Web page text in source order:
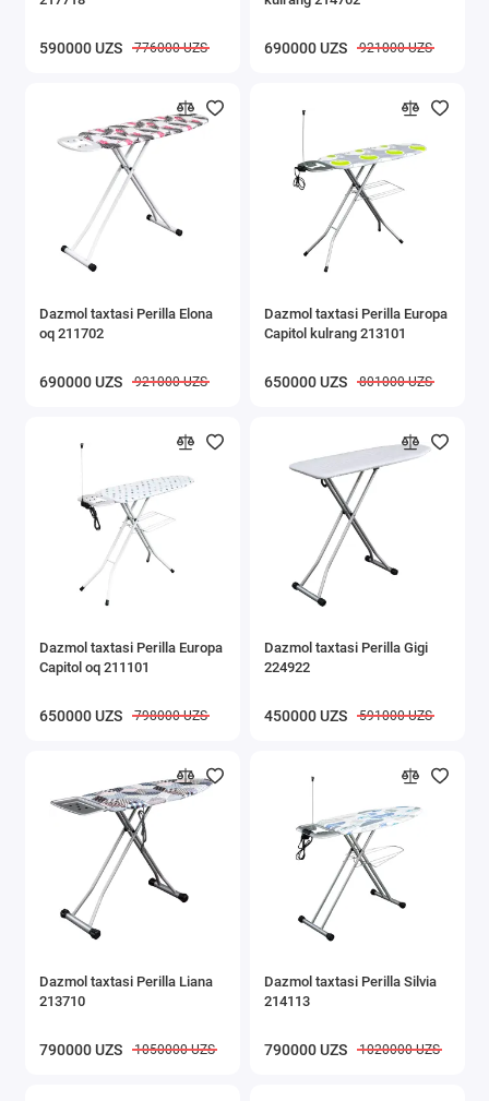
590000 UZS 776000 UZS 690000 UZS 921000 UZS
Dazmol taxtasi Perilla Elona
oq 211702
690000 UZS 921000 UZS
Dazmol taxtasi Perilla Europa
Capitol kulrang 213101
650000 UZS 801000 UZS
Dazmol taxtasi Perilla Europa
Capitol oq 211101
650000 UZS 798000 UZS
Dazmol taxtasi Perilla Gigi
224922
450000 UZS 591000 UZS
Dazmol taxtasi Perilla Liana
213710
790000 UZS 1050000 UZS
Dazmol taxtasi Perilla Silvia
214113
790000 UZS 1020000 UZS